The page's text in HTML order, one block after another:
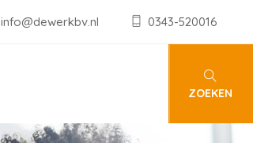
info@dewerkbv.nl 0343-520016
ZOEKEN